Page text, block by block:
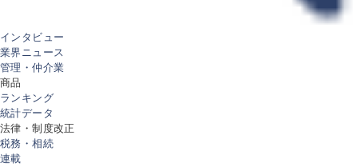
インタビュー
業界ニュース
管理・仲介業
商品
ランキング
統計データ
法律・制度改正
税務・相続
連載